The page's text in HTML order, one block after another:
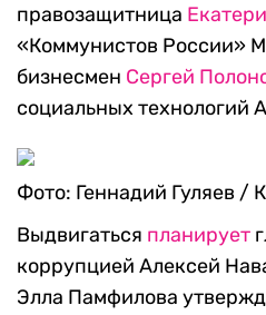
правозащитница
«Коммунистов России»
бизнесмен Сергей
социальных технологий
Фото: Геннадий Гуляев /
Выдвигаться планирует
коррупцией Алексей
Элла Памфилова